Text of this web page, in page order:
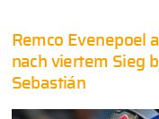
Remco Evenepoel
nach viertem Sieg
Sebastián